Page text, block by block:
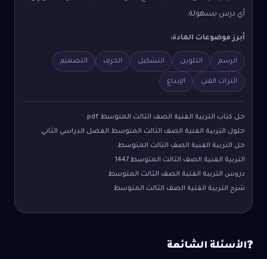
أي درس بسهولة.
أبرز موضوعات المادة:
الرسم التلوين التشكيل الخزف التصميم
التراث الفني الإبداع
حل كتاب التربية الفنية الصف الثالث المتوسط pdf
حلول التربية الفنية الصف الثالث المتوسط الفصل الدراسي الثاني
حل التربية الفنية الصف الثالث المتوسط
التربية الفنية الصف الثالث المتوسط 1447
دروس التربية الفنية الصف الثالث المتوسط
شرح التربية الفنية الصف الثالث المتوسط
❓ الأسئلة الشائعة